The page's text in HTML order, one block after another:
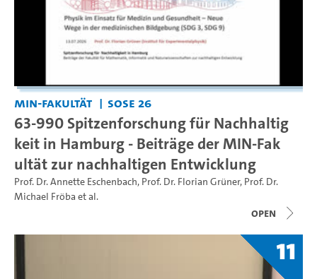
MIN-Fakultät SoSe 26
63-990 Spitzenforschung für Nachhaltig
keit in Hamburg - Beiträge der MIN-Fak
ultät zur nachhaltigen Entwicklung
Prof. Dr. Annette Eschenbach, Prof. Dr. Florian Grüner, Prof. Dr.
Michael Fröba et al.
open
11